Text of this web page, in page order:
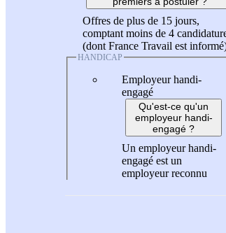
Offres de plus de 15 jours,
comptant moins de 4
(dont France Travail est
HANDICAP
Employeur handi-
engagé
Qu'est-ce qu'un
employeur handi-
engagé ?
Un employeur handi-
engagé est un
employeur reconnu